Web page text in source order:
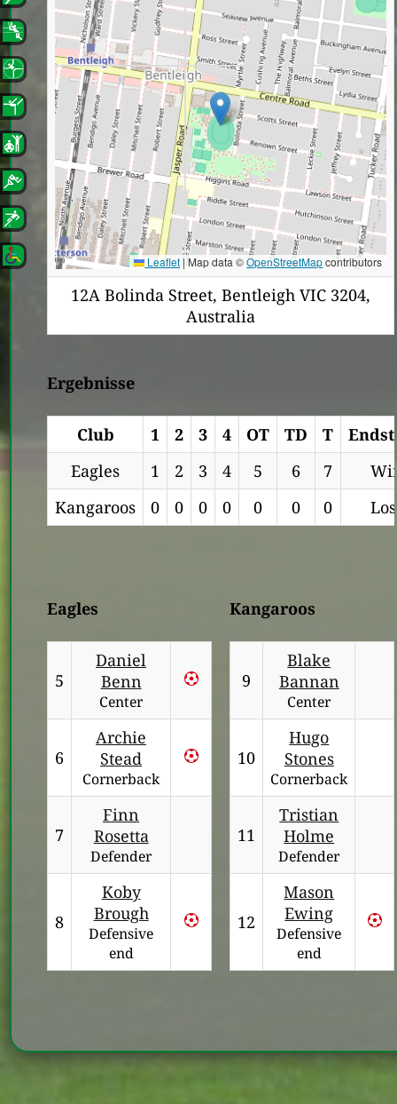
Leaflet |Map data ©OpenStreetMapcontributors
12A Bolinda Street, Bentleigh VIC 3204,
Australia
Ergebnisse
Club 1 2 3 4 OT TD T
Eagles
1 2 3 4 5 6 7
Kangaroos
0 0 0 0 0 0 0
Eagles
5
Daniel
Benn
Center
6
Archie
Stead
Cornerback
7
Finn
Rosetta
Defender
8
Koby
Brough
Defensive
end
Kangaroos
9
Blake
Bannan
Center
10
Hugo
Stones
Cornerback
11
Tristian
Holme
Defender
12
Mason
Ewing
Defensive
end